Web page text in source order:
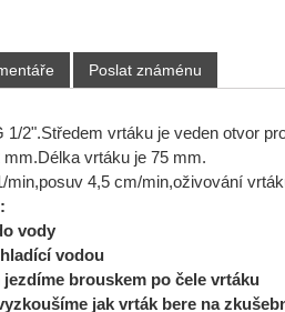
Poslat známénu
1/2".Středem vrtáku je veden otvor
vrtáku je 75 mm.
min,posuv 4,5 cm/min,oživování
vody
vodou
brouskem po čele vrtáku
jak vrták bere na